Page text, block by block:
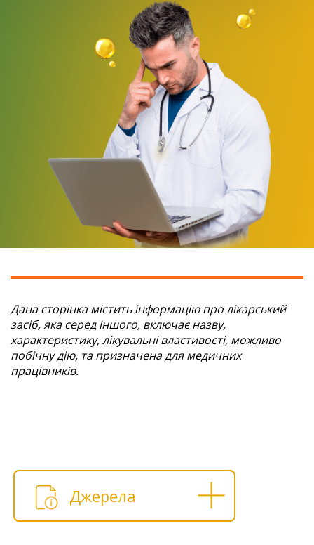
Дана сторінка містить інформацію про лікарський
засіб, яка серед іншого, включає назву,
характеристику, лікувальні властивості, можливо
побічну дію, та призначена для медичних
працівників.
Джерела